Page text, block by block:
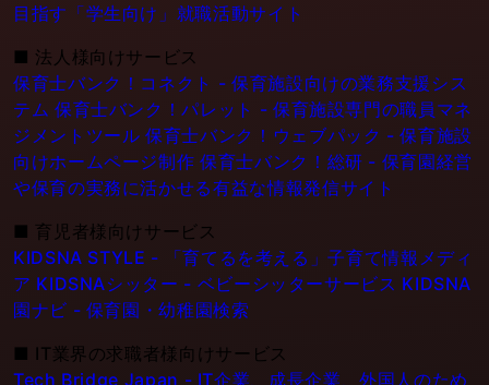
目指す「学生向け」就職活動サイト
■ 法人様向けサービス
保育士バンク！コネクト - 保育施設向けの業務支援シス
テム 保育士バンク！パレット - 保育施設専門の職員マネ
ジメントツール 保育士バンク！ウェブパック - 保育施設
向けホームページ制作 保育士バンク！総研 - 保育園経営
や保育の実務に活かせる有益な情報発信サイト
■ 育児者様向けサービス
KIDSNA STYLE - 「育てるを考える」子育て情報メディ
ア KIDSNAシッター - ベビーシッターサービス KIDSNA
園ナビ - 保育園・幼稚園検索
■ IT業界の求職者様向けサービス
Tech Bridge Japan - IT企業、成長企業、外国人のため